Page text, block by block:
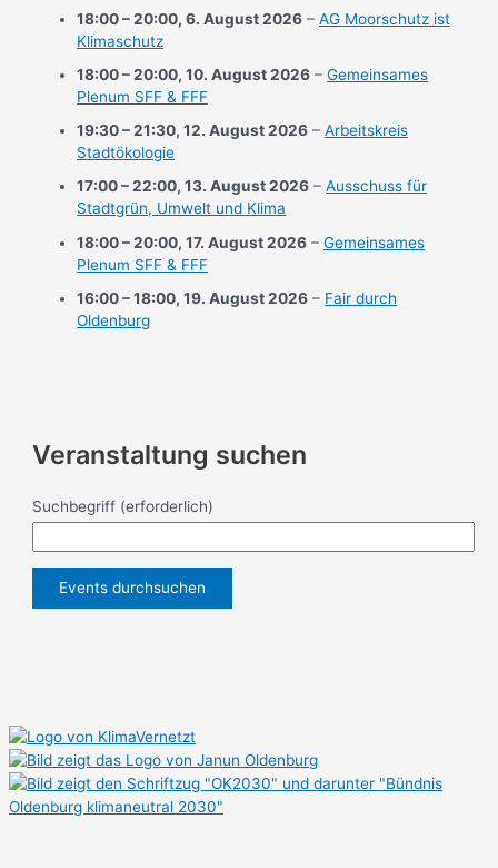
18:00–20:00,6. August 2026 –AG Moorschutz ist
Klimaschutz
18:00–20:00,10. August 2026 –Gemeinsames
Plenum SFF & FFF
19:30–21:30,12. August 2026 –Arbeitskreis
Stadtökologie
17:00–22:00,13. August 2026 –Ausschuss für
Stadtgrün, Umwelt und Klima
18:00–20:00,17. August 2026 –Gemeinsames
Plenum SFF & FFF
16:00–18:00,19. August 2026 – Fair durch
Oldenburg
Veranstaltung suchen
Suchbegriff (erforderlich)